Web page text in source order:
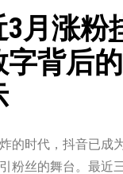
月涨粉
字背后
的时代，抖音已成
粉丝的舞台。最近